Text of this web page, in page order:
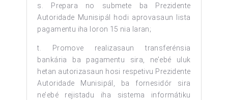
s. Prepara no submete ba Prezidente
Autoridade Munisipál hodi aprovasaun lista
pagamentu iha loron 15 nia laran;
t. Promove realizasaun transferénsia
bankária ba pagamentu sira, ne’ebé uluk
hetan autorizasaun hosi respetivu Prezidente
Autoridade Munisipál, ba fornesidór sira
ne’ebé rejistadu iha sistema informátiku